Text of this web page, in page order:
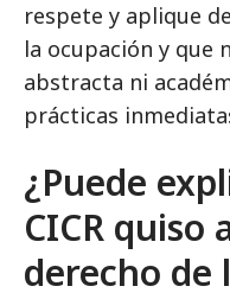
respete y aplique
la ocupación y que
abstracta ni
prácticas
¿Puede
CICR quiso
derecho de